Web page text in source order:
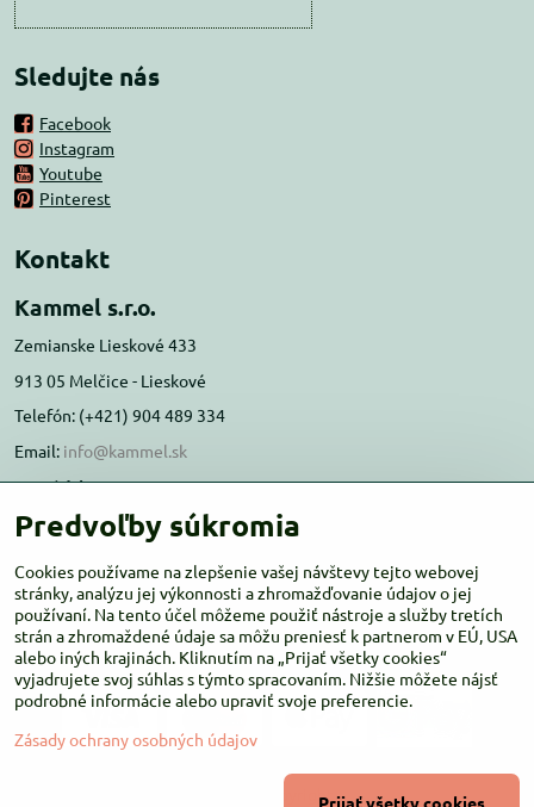
Sledujte nás
Facebook
Instagram
Youtube
Pinterest
Kontakt
Kammel s.r.o.
Zemianske Lieskové 433
913 05 Melčice - Lieskové
Telefón: (+421) 904 489 334
Email: info@kammel.sk
Prevádzka:
Administratívna budova PD Melčice
Otváracie hodiny:PO-ŠT 8:00 - 16:00
PIA-NE Zatvorené
Copyright
Predvoľby súkromia
Cookies používame na zlepšenie vašej návštevy tejto webovej
stránky, analýzu jej výkonnosti a zhromažďovanie údajov o jej
používaní. Na tento účel môžeme použiť nástroje a služby tretích
strán a zhromaždené údaje sa môžu preniesť k partnerom v EÚ, USA
alebo iných krajinách. Kliknutím na „Prijať všetky cookies“
vyjadrujete svoj súhlas s týmto spracovaním. Nižšie môžete nájsť
podrobné informácie alebo upraviť svoje preferencie.
Zásady ochrany osobných údajov
Prijať všetky cookies